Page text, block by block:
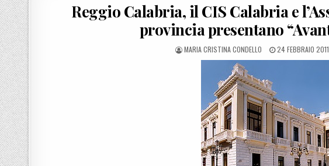
Reggio Calabria, il CIS Calabria e
provincia presentano
POSTED BY
MARIA CRISTINA CONDELLO POSTED ON
24 FEBBRAIO 2011